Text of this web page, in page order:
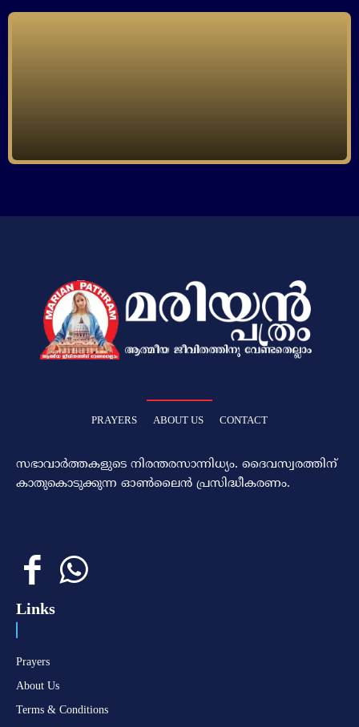
PRAYERS ABOUT US CONTACT
സഭാവാര്‍ത്തകളുടെ നിരന്തരസാന്നിധ്യം. ദൈവസ്വരത്തിന്‌
കാതുകൊടുക്കുന്ന ഓണ്‍ലൈന്‍ പ്രസിദ്ധീകരണം.
Links
Prayers
About Us
Terms & Conditions